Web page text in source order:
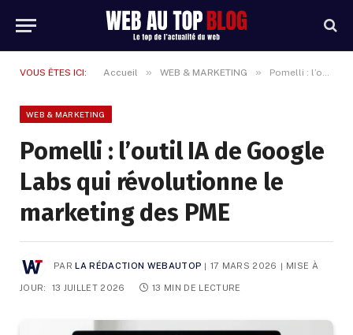
VOUS ÊTES ICI: Accueil » WEB & MARKETING » Pomelli : l’outil IA de Google Labs qui révolutionne le marketing des PME
WEB & MARKETING
Pomelli : l’outil IA de Google
Labs qui révolutionne le
marketing des PME
PAR LA RÉDACTION WEBAUTOP 17 MARS 2026 MISE À
JOUR: 13 JUILLET 2026 13 MIN DE LECTURE